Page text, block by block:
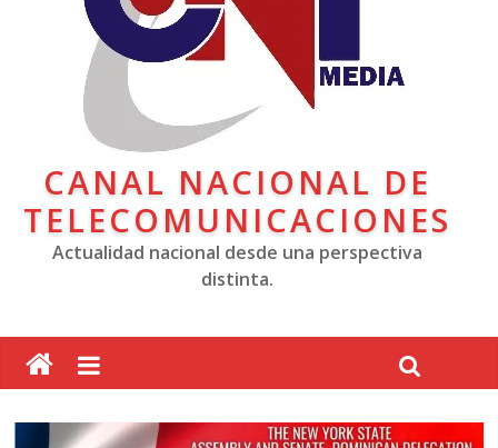
CANAL NACIONAL DE
TELECOMUNICACIONES
Actualidad nacional desde una perspectiva
distinta.